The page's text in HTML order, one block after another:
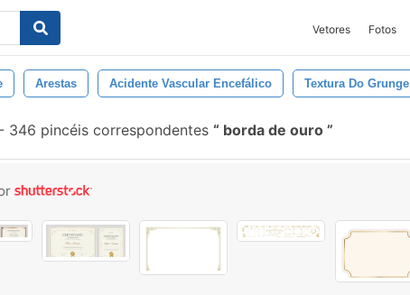
Vetores Fotos
Arestas Acidente Vascular Encefálico Textura Do Grunge
- 346 pincéis correspondentes borda de ouro